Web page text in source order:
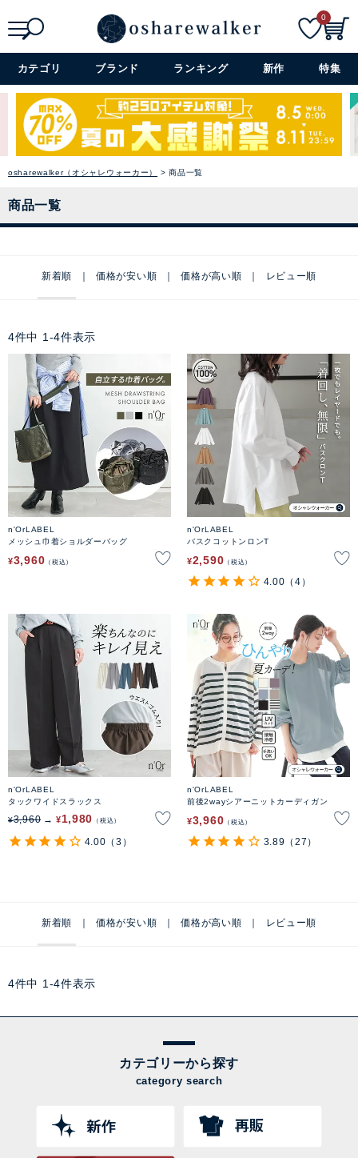
詳細検索+
0
カテゴリ ブランド ランキング 新作 特集
osharewalker（オシャレウォーカー） 商品一覧
商品一覧
新着順 価格が安い順 価格が高い順 レビュー順
4件中 1 -4件表示
n'OrLABEL
メッシュ巾着ショルダーバッグ
¥3,960 税込
n'OrLABEL
バスクコットンロンT
¥2,590 税込
4.00 （4）
n'OrLABEL
タックワイドスラックス
¥3,960 ¥1,980 税込
4.00 （3）
n'OrLABEL
前後2wayシアーニットカーディガン
¥3,960 税込
3.89 （27）
新着順 価格が安い順 価格が高い順 レビュー順
4件中 1 -4件表示
カテゴリーから探す
category search